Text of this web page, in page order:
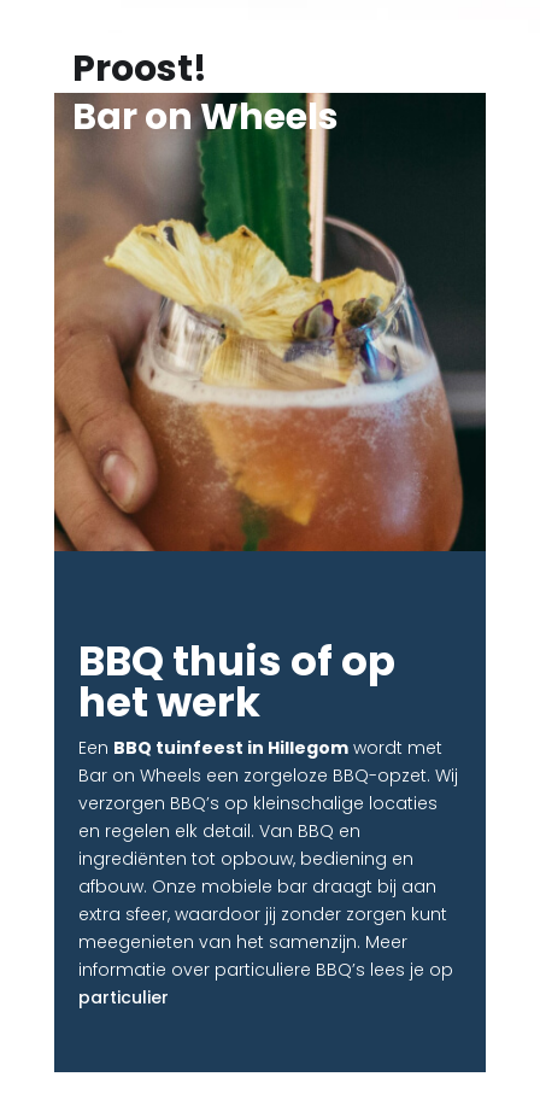
Proost!
Bar on Wheels
BBQ thuis of op
het werk
Een BBQ tuinfeest in Hillegomwordt met
Bar on Wheels een zorgeloze BBQ-opzet. Wij
verzorgen BBQ’s op kleinschalige locaties
en regelen elk detail. Van BBQ en
ingrediënten tot opbouw, bediening en
afbouw. Onze mobiele bar draagt bij aan
extra sfeer, waardoor jij zonder zorgen kunt
meegenieten van het samenzijn. Meer
informatie over particuliere BBQ’s lees je op
particulier